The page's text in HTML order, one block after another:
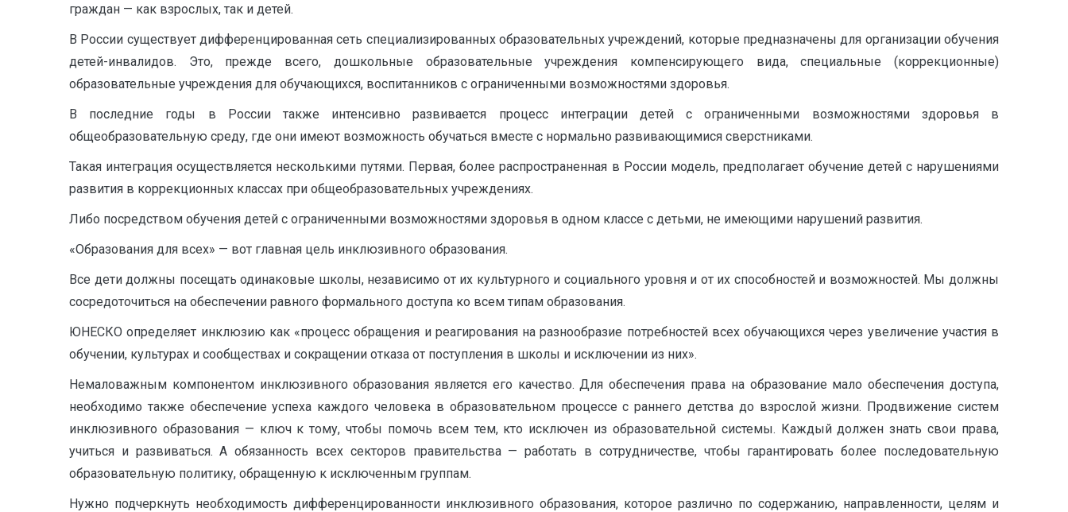
граждан — как взрослых, так и детей.
В России существует дифференцированная сеть специализированных образовательных учреждений, которые предназначены для организации обучения
детей-инвалидов. Это, прежде всего, дошкольные образовательные учреждения компенсирующего вида, специальные (коррекционные)
образовательные учреждения для обучающихся, воспитанников с ограниченными возможностями здоровья.
В последние годы в России также интенсивно развивается процесс интеграции детей с ограниченными возможностями здоровья в
общеобразовательную среду, где они имеют возможность обучаться вместе с нормально развивающимися сверстниками.
Такая интеграция осуществляется несколькими путями. Первая, более распространенная в России модель, предполагает обучение детей с нарушениями
развития в коррекционных классах при общеобразовательных учреждениях.
Либо посредством обучения детей с ограниченными возможностями здоровья в одном классе с детьми, не имеющими нарушений развития.
«Образования для всех» — вот главная цель инклюзивного образования.
Все дети должны посещать одинаковые школы, независимо от их культурного и социального уровня и от их способностей и возможностей. Мы должны
сосредоточиться на обеспечении равного формального доступа ко всем типам образования.
ЮНЕСКО определяет инклюзию как «процесс обращения и реагирования на разнообразие потребностей всех обучающихся через увеличение участия в
обучении, культурах и сообществах и сокращении отказа от поступления в школы и исключении из них».
Немаловажным компонентом инклюзивного образования является его качество. Для обеспечения права на образование мало обеспечения доступа,
необходимо также обеспечение успеха каждого человека в образовательном процессе с раннего детства до взрослой жизни. Продвижение систем
инклюзивного образования — ключ к тому, чтобы помочь всем тем, кто исключен из образовательной системы. Каждый должен знать свои права,
учиться и развиваться. А обязанность всех секторов правительства — работать в сотрудничестве, чтобы гарантировать более последовательную
образовательную политику, обращенную к исключенным группам.
Нужно подчеркнуть необходимость дифференцированности инклюзивного образования, которое различно по содержанию, направленности, целям и